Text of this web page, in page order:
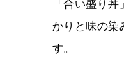
「合い盛り
かりと味の染
す。